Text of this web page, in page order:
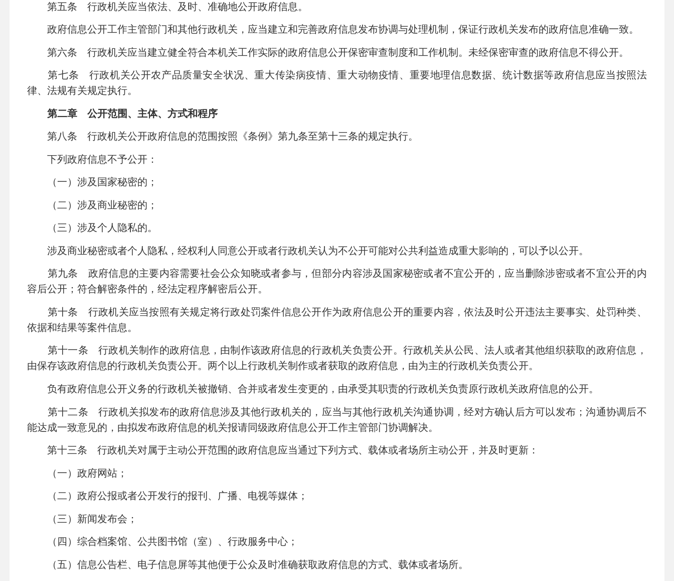
第五条 行政机关应当依法、及时、准确地公开政府信息。
政府信息公开工作主管部门和其他行政机关，应当建立和完善政府信息发布协调与处理机制，保证行政机关发布的政府信息准确一致。
第六条 行政机关应当建立健全符合本机关工作实际的政府信息公开保密审查制度和工作机制。未经保密审查的政府信息不得公开。
第七条 行政机关公开农产品质量安全状况、重大传染病疫情、重大动物疫情、重要地理信息数据、统计数据等政府信息应当按照法
律、法规有关规定执行。
第二章 公开范围、主体、方式和程序
第八条 行政机关公开政府信息的范围按照《条例》第九条至第十三条的规定执行。
下列政府信息不予公开：
（一）涉及国家秘密的；
（二）涉及商业秘密的；
（三）涉及个人隐私的。
涉及商业秘密或者个人隐私，经权利人同意公开或者行政机关认为不公开可能对公共利益造成重大影响的，可以予以公开。
第九条 政府信息的主要内容需要社会公众知晓或者参与，但部分内容涉及国家秘密或者不宜公开的，应当删除涉密或者不宜公开的内
容后公开；符合解密条件的，经法定程序解密后公开。
第十条 行政机关应当按照有关规定将行政处罚案件信息公开作为政府信息公开的重要内容，依法及时公开违法主要事实、处罚种类、
依据和结果等案件信息。
第十一条 行政机关制作的政府信息，由制作该政府信息的行政机关负责公开。行政机关从公民、法人或者其他组织获取的政府信息，
由保存该政府信息的行政机关负责公开。两个以上行政机关制作或者获取的政府信息，由为主的行政机关负责公开。
负有政府信息公开义务的行政机关被撤销、合并或者发生变更的，由承受其职责的行政机关负责原行政机关政府信息的公开。
第十二条 行政机关拟发布的政府信息涉及其他行政机关的，应当与其他行政机关沟通协调，经对方确认后方可以发布；沟通协调后不
能达成一致意见的，由拟发布政府信息的机关报请同级政府信息公开工作主管部门协调解决。
第十三条 行政机关对属于主动公开范围的政府信息应当通过下列方式、载体或者场所主动公开，并及时更新：
（一）政府网站；
（二）政府公报或者公开发行的报刊、广播、电视等媒体；
（三）新闻发布会；
（四）综合档案馆、公共图书馆（室）、行政服务中心；
（五）信息公告栏、电子信息屏等其他便于公众及时准确获取政府信息的方式、载体或者场所。